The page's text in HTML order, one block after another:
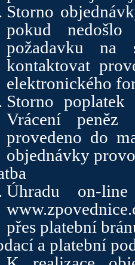
Storno
pokud
požadavku na
kontaktovat
elektronického
Storno
Vrácení peněz
provedeno do
objednávky
Úhradu on-
přes platební
a platební